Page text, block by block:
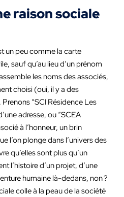
raison sociale
un peu comme la carte
sauf qu’au lieu d’un prénom
les noms des associés,
choisi (oui, il y a des
“SCI Résidence Les
adresse, ou “SCEA
à l’honneur, un brin
l’on plonge dans l’univers des
qu’elles sont plus qu’un
l’histoire d’un projet, d’une
humaine là-dedans, non ?
colle à la peau de la société